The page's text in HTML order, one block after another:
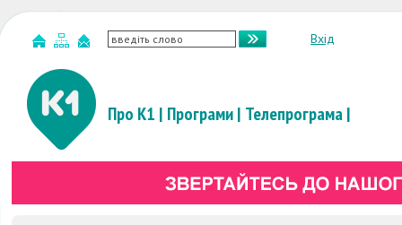
Вхід
Про К1 | Програми| Телепрограма|